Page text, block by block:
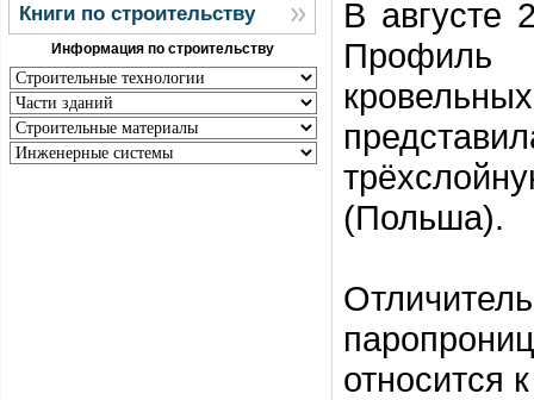
Книги по строительству
Информация по строительству
В августе
Профиль
(Польша).
относится